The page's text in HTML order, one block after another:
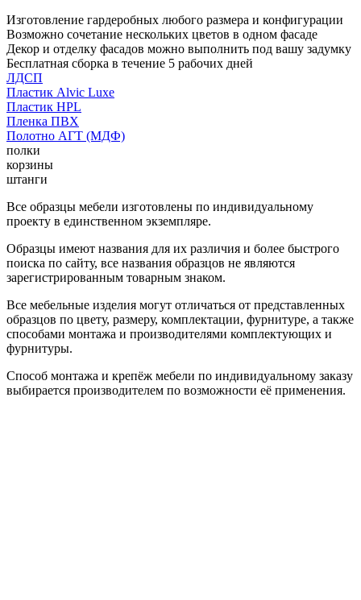
Изготовление гардеробных любого размера и конфигурации
Возможно сочетание нескольких цветов в одном фасаде
Декор и отделку фасадов можно выполнить под вашу задумку
Бесплатная сборка в течение 5 рабочих дней
ЛДСП
Пластик Alvic Luxe
Пластик HPL
Пленка ПВХ
Полотно АГТ (МДФ)
полки
корзины
штанги
Все образцы мебели изготовлены по индивидуальному
проекту в единственном экземпляре.
Образцы имеют названия для их различия и более быстрого
поиска по сайту, все названия образцов не являются
зарегистрированным товарным знаком.
Все мебельные изделия могут отличаться от представленных
образцов по цвету, размеру, комплектации, фурнитуре, а также
способами монтажа и производителями комплектующих и
фурнитуры.
Способ монтажа и крепёж мебели по индивидуальному заказу
выбирается производителем по возможности её применения.